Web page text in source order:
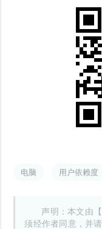
电脑 用户依赖度
声明：本文由
须经作者同意，并